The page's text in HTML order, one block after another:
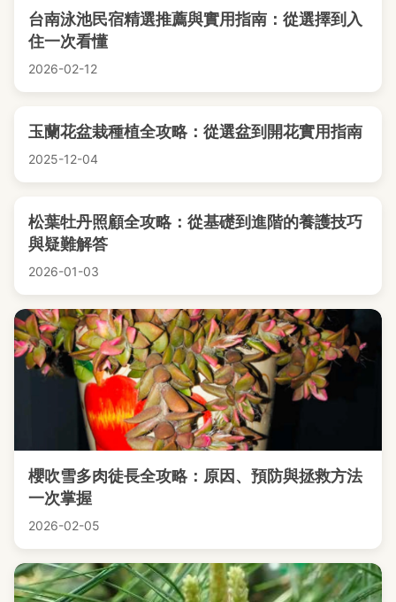
台南泳池民宿精選推薦與實用指南：從選擇到入
住一次看懂
2026-02-12
玉蘭花盆栽種植全攻略：從選盆到開花實用指南
2025-12-04
松葉牡丹照顧全攻略：從基礎到進階的養護技巧
與疑難解答
2026-01-03
櫻吹雪多肉徒長全攻略：原因、預防與拯救方法
一次掌握
2026-02-05